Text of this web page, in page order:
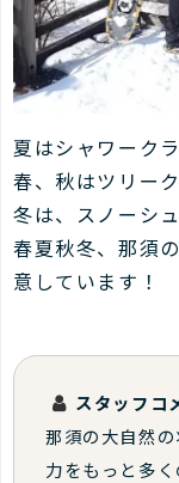
夏はシャワーク
春、秋はツリー
冬は、スノーシ
春夏秋冬、那須
意しています！
スタッフコ
那須の大自然
力をもっと多